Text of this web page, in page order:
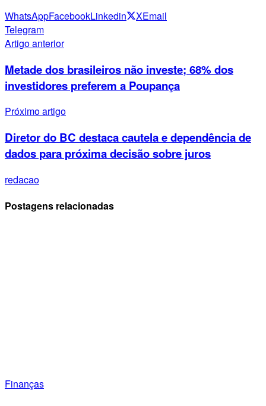
WhatsAppFacebookLinkedin XEmail
Telegram
Artigo anterior
Metade dos brasileiros não investe; 68% dos
investidores preferem a Poupança
Próximo artigo
Diretor do BC destaca cautela e dependência de
dados para próxima decisão sobre juros
redacao
Postagens relacionadas
Finanças